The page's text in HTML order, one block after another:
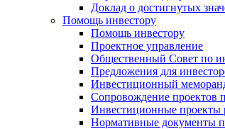
Доклад о достигнутых
Помощь инвестору
Помощь инвестору
Проектное управление
Общественный Совет по
Предложения для
Инвестиционный
Сопровождение проектов
Инвестиционные проекты
Нормативные документы